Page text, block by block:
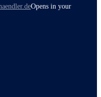
Opens in your